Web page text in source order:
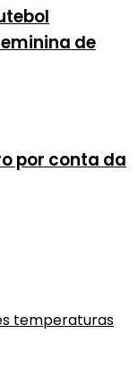
de
por conta da
temperaturas